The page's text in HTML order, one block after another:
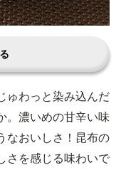
ゅわっと染み込んだ
。濃いめの甘辛い味
なおいしさ！昆布の
さを感じる味わいで